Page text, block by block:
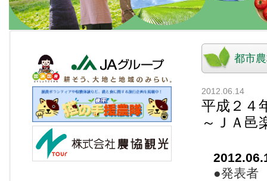
都市
2012.06.14
平成２４
～ＪＡ邑
●発表者